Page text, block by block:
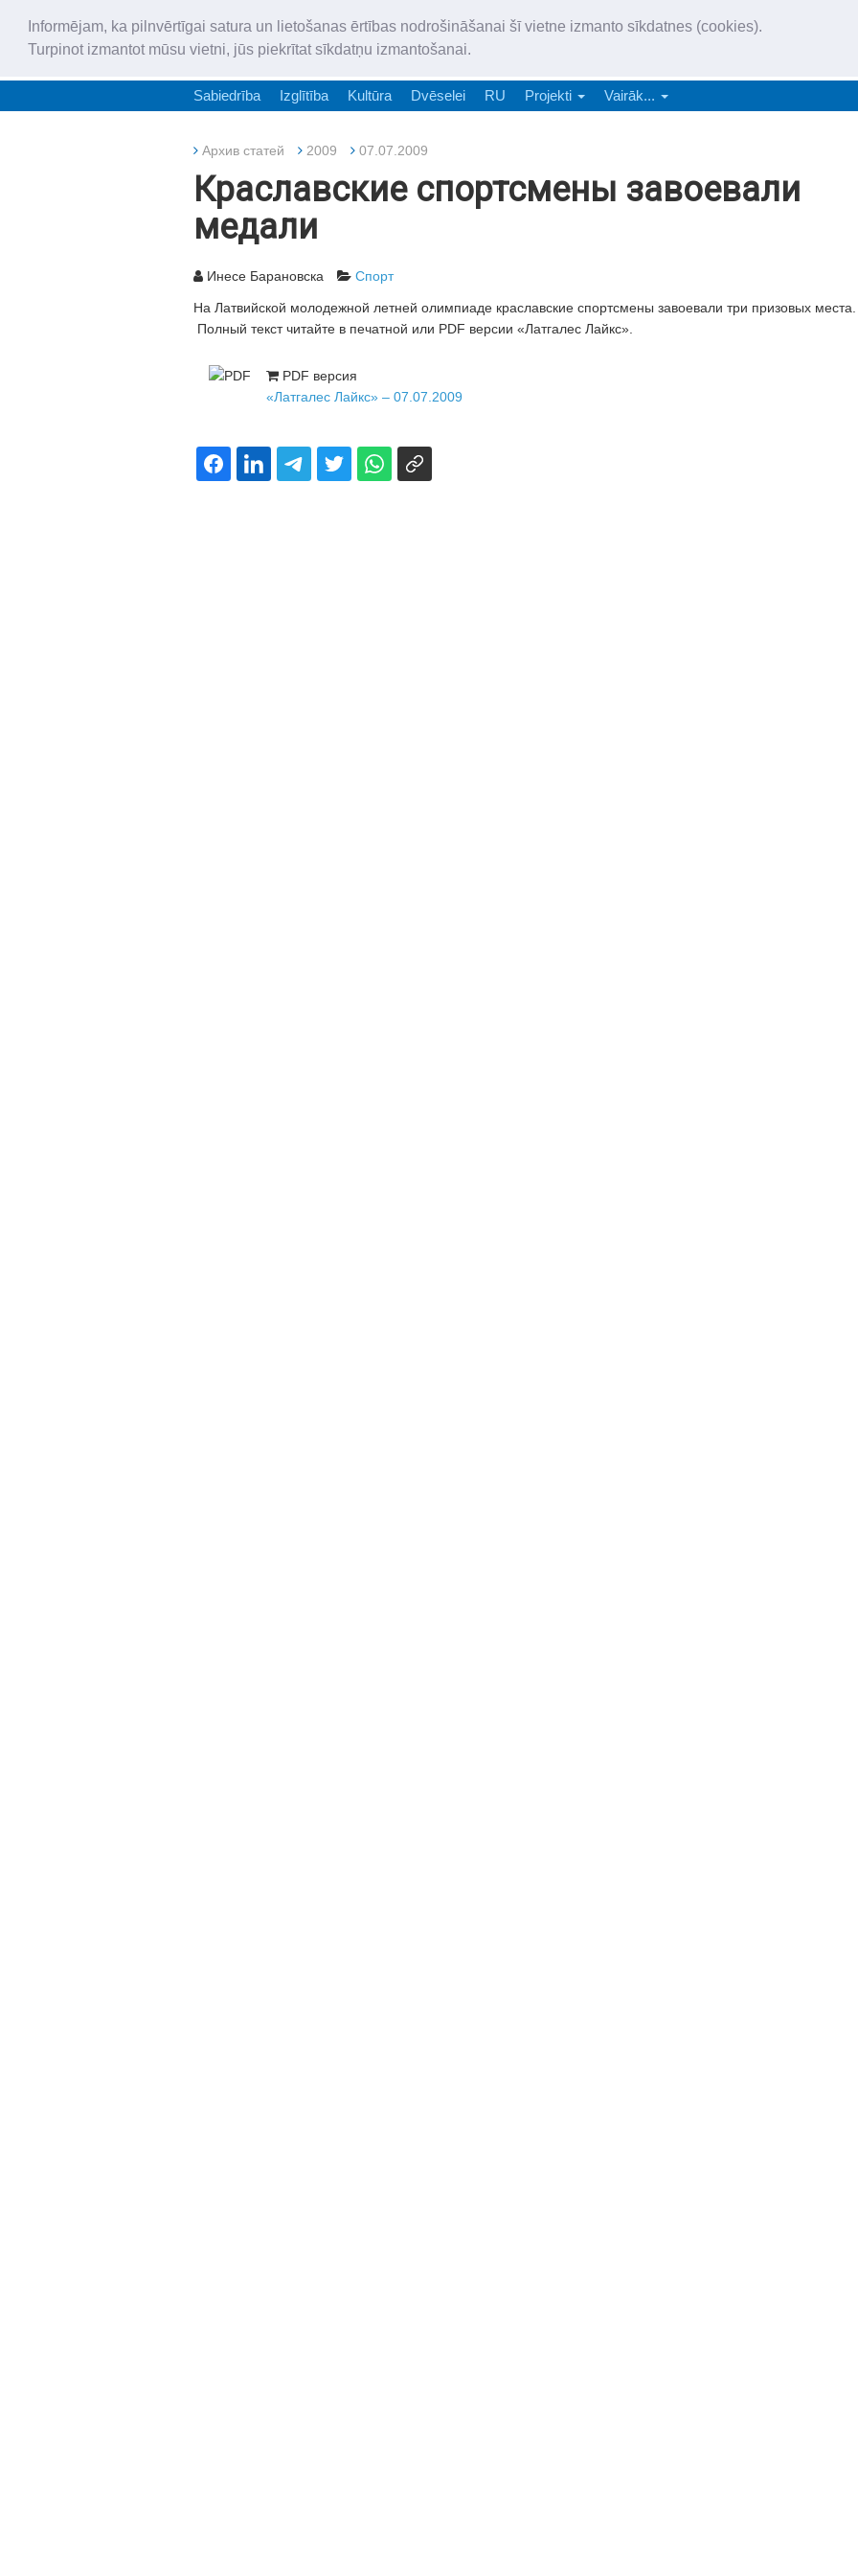
Informējam, ka pilnvērtīgai satura un lietošanas ērtības nodrošināšanai šī vietne izmanto sīkdatnes (cookies).
Turpinot izmantot mūsu vietni, jūs piekrītat sīkdatņu izmantošanai.
„Latgales Laiks” latviešu valodā aptver Daugavpils valstspilsētu,
Sabiedrība Izglītība Kultūra Dvēselei RU Projekti Vairāk...
Архив статей 2009 07.07.2009
Краславские спортсмены завоевали
медали
Инесе Барановска Спорт
На Латвийской молодежной летней олимпиаде краславские спортсмены завоевали три призовых места.
Полный текст читайте в печатной или PDF версии «Латгалес Лайкс».
PDF версия
«Латгалес Лайкс» – 07.07.2009